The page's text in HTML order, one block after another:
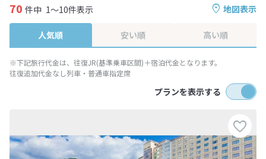
地図表示
70 件中 1～10件表示
人気順 安い順 高い順
※下記旅行代金は、往復JR(基準乗車区間)＋宿泊代金となります。
往復追加代金なし列車・普通車指定席
プランを表示する